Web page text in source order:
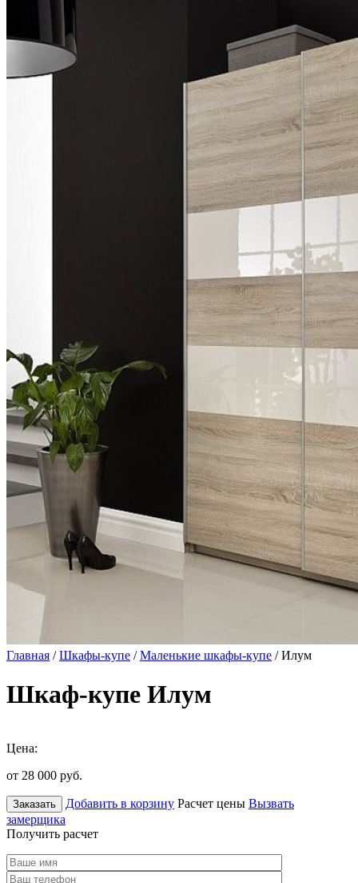
Главная /Шкафы-купе /Маленькие шкафы-купе / Илум
Шкаф-купе Илум
Цена:
от 28 000 руб.
Заказать Добавить в корзину Расчет цены Вызвать
замерщика
Получить расчет